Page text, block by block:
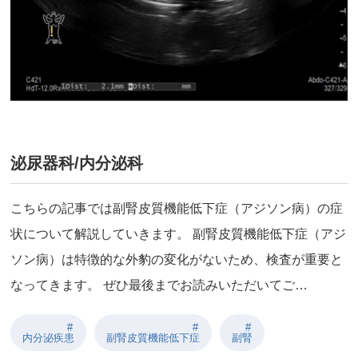
泌尿器科/内分泌科
こちらの記事では副腎皮質機能低下症（アジソン病）の症
状について解説していきます。 副腎皮質機能低下症（アジ
ソン病）は特徴的な外豹の変化がないため、検査が重要と
なってきます。 ぜひ最後までお読みいただいてご…
内分泌疾患 副腎皮質機能低下症 副腎